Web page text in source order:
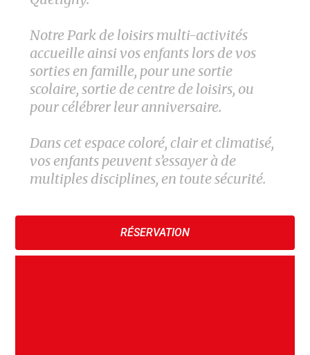
Notre Park de loisirs multi-activités
accueille ainsi vos enfants lors de vos
sorties en famille, pour une sortie
scolaire, sortie de centre de loisirs, ou
pour célébrer leur anniversaire.
Dans cet espace coloré, clair et climatisé,
vos enfants peuvent s’essayer à de
multiples disciplines, en toute sécurité.
RÉSERVATION